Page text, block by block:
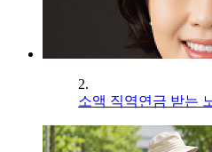
2.
소액 직역연금 받는